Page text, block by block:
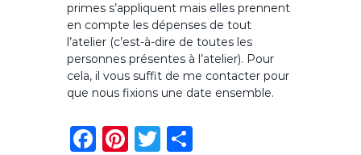
primes s’appliquent mais elles prennent
en compte les dépenses de tout
l’atelier (c’est-à-dire de toutes les
personnes présentes à l’atelier). Pour
cela, il vous suffit de me contacter pour
que nous fixions une date ensemble.
F
Pi T